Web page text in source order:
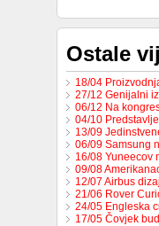
Ostale
18/04
27/12 Genijalni
06/12 Na
04/10
13/09
06/09 Samsung
16/08 Yuneecov
09/08
12/07 Airbus
21/06 Rover
24/05 Engleska
17/05 Čovjek